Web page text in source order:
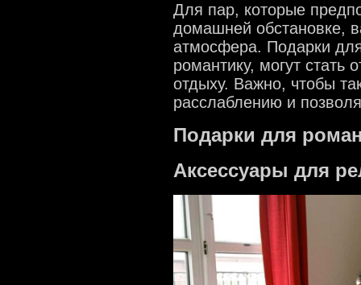
Для пар, которые
домашней обстановке,
атмосфера. Подарки
романтику, могут
отдыху. Важно, чтобы
расслаблению и
Подарки для
Аксессуары для